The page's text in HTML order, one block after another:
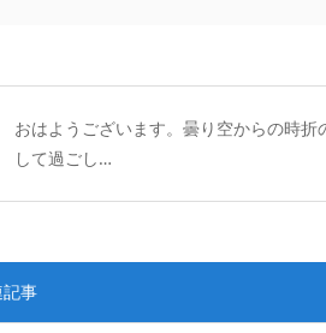
おはようございます。曇り空からの時折
して過ごし…
事